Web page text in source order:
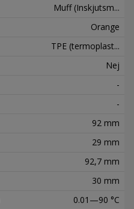
Muff (Inskjutsm...
Orange
TPE (termoplast...
Nej
-
-
92 mm
29 mm
92,7 mm
30 mm
0.01—90 °C